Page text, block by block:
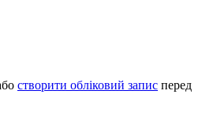
створити обліковий запис перед